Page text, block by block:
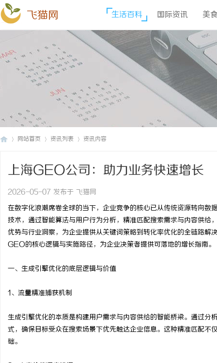
飞猫网 生活百科 国际资讯 美
网站首页 资讯列表 资讯内容
上海GEO公司：助力业务快速增长
2026-05-07 发布于 飞猫网
在数字化浪潮席卷全球的当下，企业竞争的核心已从传统资源转向
技术，通过智能算法与用户行为分析，精准匹配搜索需求与内容供给
优势与行业洞察，为企业提供从关键词策略到转化率优化的全链路
GEO的核心逻辑与实施路径，为企业决策者提供可落地的增长指南。
一、生成引擎优化的底层逻辑与价值
1、流量精准捕获机制
生成引擎优化的本质是构建用户需求与内容供给的智能桥梁。通过
式，确保目标受众在搜索场景下优先触达企业信息。这种精准匹配
础。